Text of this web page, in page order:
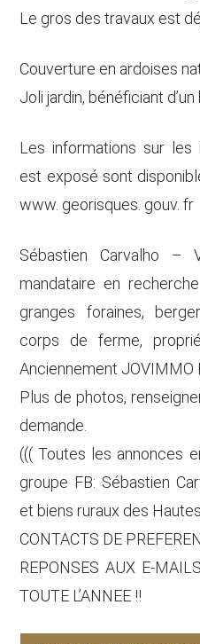
Le gros des travaux est
Couverture en ardoises
Joli jardin, bénéficiant
Les informations sur les
est exposé sont
www. georisques. gouv. fr
Sébastien Carvalho –
mandataire en
granges foraines,
corps de ferme,
Anciennement JOVIMMO
Plus de photos,
demande.
((( Toutes les annonces
groupe FB: Sébastien
et biens ruraux des
CONTACTS DE
REPONSES AUX E-
TOUTE L’ANNEE !!